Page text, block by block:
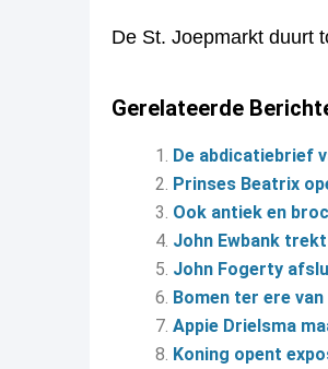
De St. Joepmarkt duurt
Gerelateerde
De abdicatiebrief
Prinses Beatrix
Ook antiek en
John Ewbank
John Fogerty
Bomen ter ere
Appie Drielsma
Koning opent